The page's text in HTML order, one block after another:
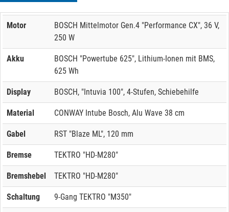
Motor
BOSCH Mittelmotor Gen.4 "Performance CX", 36 V,
250 W
Akku
BOSCH "Powertube 625", Lithium-Ionen mit BMS,
625 Wh
Display BOSCH, "Intuvia 100", 4-Stufen, Schiebehilfe
Material CONWAY Intube Bosch, Alu Wave 38 cm
Gabel RST "Blaze ML", 120 mm
Bremse TEKTRO "HD-M280"
Bremshebel TEKTRO "HD-M280"
Schaltung 9-Gang TEKTRO "M350"